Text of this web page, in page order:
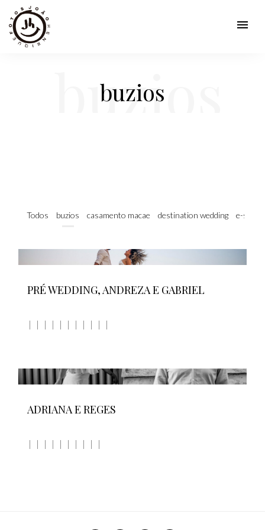
menu
buzios
buzios
Todos buzios casamento macae destination wedding e-
PRÉ WEDDING, ANDREZA E GABRIEL
ADRIANA E REGES